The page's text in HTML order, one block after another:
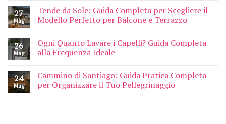
27
Mag
Tende da Sole: Guida Completa per Scegliere il
Modello Perfetto per Balcone e Terrazzo
26
Mag
Ogni Quanto Lavare i Capelli? Guida Completa
alla Frequenza Ideale
24
Mag
Cammino di Santiago: Guida Pratica Completa
per Organizzare il Tuo Pellegrinaggio